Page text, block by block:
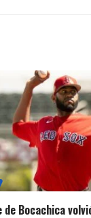
de Bocachica